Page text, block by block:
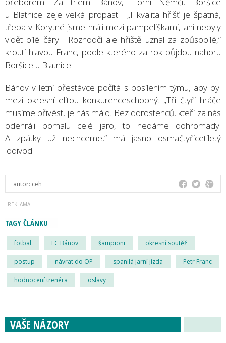
u Blatnice zeje velká propast… „I kvalita hřišť je špatná,
třeba v Korytné jsme hráli mezi pampeliškami, ani nebyly
vidět bílé čáry… Rozhodčí ale hřiště uznal za způsobilé,“
kroutí hlavou Franc, podle kterého za rok půjdou nahoru
Boršice u Blatnice.
Bánov v letní přestávce počítá s posílením týmu, aby byl
mezi okresní elitou konkurenceschopný. „Tři čtyři hráče
musíme přivést, je nás málo. Bez dorostenců, kteří za nás
odehráli pomalu celé jaro, to nedáme dohromady.
A zpátky už nechceme,“ má jasno osmačtyřicetiletý
lodivod.
autor: ceh
TAGY ČLÁNKU
fotbal FC Bánov šampioni okresní soutěž
postup návrat do OP spanilá jarní jízda Petr Franc
hodnocení trenéra oslavy
VAŠE NÁZORY